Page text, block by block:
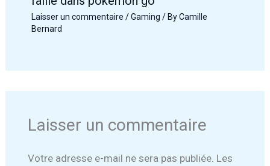
Laisser un commentaire /Gaming / ByCamille
Bernard
Laisser un commentaire
Votre adresse e-mail ne sera pas publiée. Les